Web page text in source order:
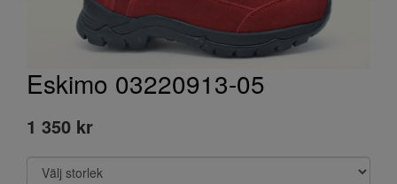
Eskimo 03220913-05
1 350 kr